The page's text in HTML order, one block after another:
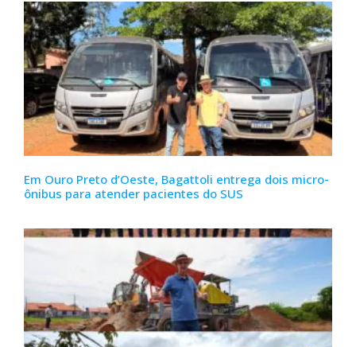
Em Ouro Preto d’Oeste, Bagattoli entrega dois micro-
ônibus para atender pacientes do SUS